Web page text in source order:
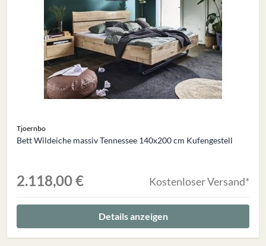
Tjoernbo
Bett Wildeiche massiv Tennessee 140x200 cm Kufengestell
2.118,00 € Kostenloser Versand*
Details anzeigen